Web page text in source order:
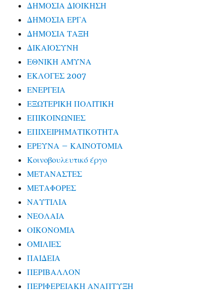
ΔΗΜΟΣΙΑ ΔΙΟΙΚΗΣΗ
ΔΗΜΟΣΙΑ ΕΡΓΑ
ΔΗΜΟΣΙΑ ΤΑΞΗ
ΔΙΚΑΙΟΣΥΝΗ
ΕΘΝΙΚΗ ΑΜΥΝΑ
ΕΚΛΟΓΕΣ 2007
ΕΝΕΡΓΕΙΑ
ΕΞΩΤΕΡΙΚΗ ΠΟΛΙΤΙΚΗ
ΕΠΙΚΟΙΝΩΝΙΕΣ
ΕΠΙΧΕΙΡΗΜΑΤΙΚΟΤΗΤΑ
ΕΡΕΥΝΑ – ΚΑΙΝΟΤΟΜΙΑ
Κοινοβουλευτικό έργο
ΜΕΤΑΝΑΣΤΕΣ
ΜΕΤΑΦΟΡΕΣ
ΝΑΥΤΙΛΙΑ
ΝΕΟΛΑΙΑ
ΟΙΚΟΝΟΜΙΑ
ΟΜΙΛΙΕΣ
ΠΑΙΔΕΙΑ
ΠΕΡΙΒΑΛΛΟΝ
ΠΕΡΙΦΕΡΕΙΑΚΗ ΑΝΑΠΤΥΞΗ